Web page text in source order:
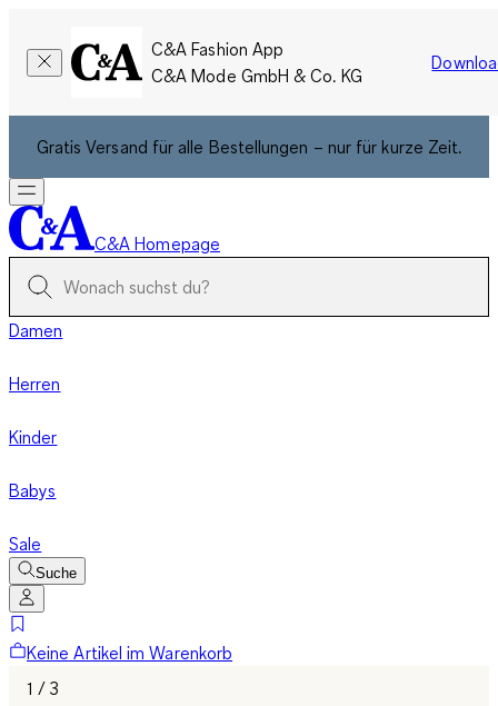
C&A Fashion App
C&A Mode GmbH & Co. KG
Gratis Versand für alle Bestellungen – nur für kurze Zeit.
C&A Homepage
Damen
Herren
Kinder
Babys
Sale
Suche
Keine Artikel im Warenkorb
1 / 3